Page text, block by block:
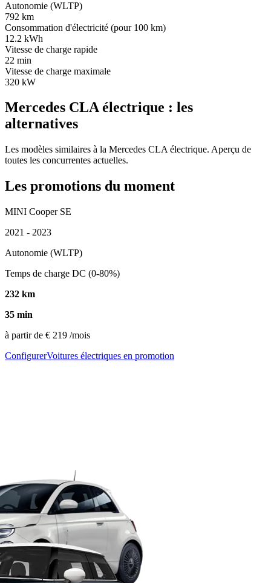
Autonomie (WLTP)
792 km
Consommation d'électricité (pour 100 km)
12.2 kWh
Vitesse de charge rapide
22 min
Vitesse de charge maximale
320 kW
Mercedes CLA électrique : les
alternatives
Les modèles similaires à la Mercedes CLA électrique. Aperçu de
toutes les concurrentes actuelles.
Les promotions du moment
MINI Cooper SE
2021 - 2023
Autonomie (WLTP)
Temps de charge DC (0-80%)
232 km
35 min
à partir de € 219 /mois
ConfigurerVoitures électriques en promotion